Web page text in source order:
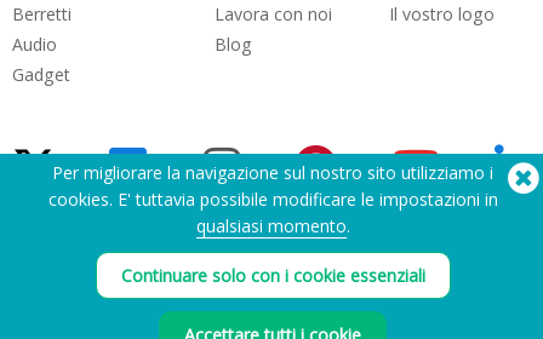
Berretti
Audio
Gadget
Lavora con noi
Blog
Il vostro logo
Hai bisogno di aiuto? Tel:(650) 938-3500 (US)
Copyright © 2026 Flashbay
Per migliorare la navigazione sul nostro sito utilizziamo i
cookies. E' tuttavia possibile modificare le impostazioni in
qualsiasi momento.
Continuare solo con i cookie essenziali